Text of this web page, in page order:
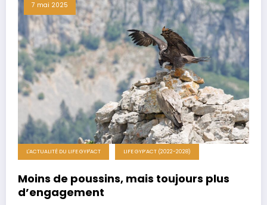
7 mai 2025
L'ACTUALITÉ DU LIFE GYP'ACT LIFE GYP’ACT (2022-2028)
Moins de poussins, mais toujours plus
d’engagement